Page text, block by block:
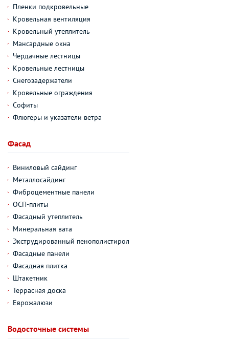
Пленки подкровельные
Кровельная вентиляция
Кровельный утеплитель
Мансардные окна
Чердачные лестницы
Кровельные лестницы
Снегозадержатели
Кровельные ограждения
Софиты
Флюгеры и указатели ветра
Фасад
Виниловый сайдинг
Металлосайдинг
Фиброцементные панели
ОСП-плиты
Фасадный утеплитель
Минеральная вата
Экструдированный пенополистирол
Фасадные панели
Фасадная плитка
Штакетник
Террасная доска
Еврожалюзи
Водосточные системы